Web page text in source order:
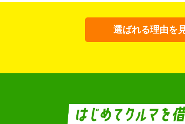
選ばれる理由を